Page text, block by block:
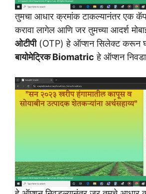
तुमचा आधार क्रमांक टाकल्यानंतर एक
करावा लागेल आणि जर तुमच्या आदर्श
ओटीपी(OTP) हे ऑप्शन सिलेक्ट करून
बायोमेट्रिक Biomatric हे ऑप्शन